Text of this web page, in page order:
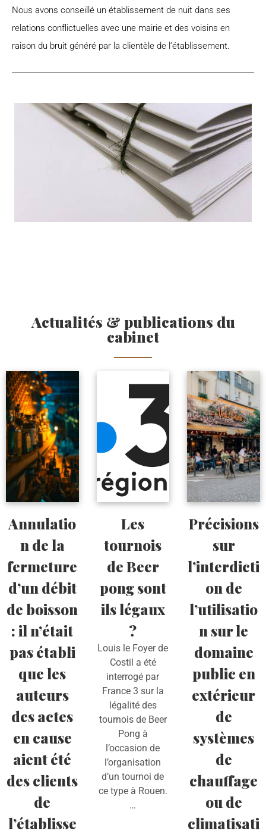
Nous avons conseillé un établissement de nuit dans ses
relations conflictuelles avec une mairie et des voisins en
raison du bruit généré par la clientèle de l’établissement.
Actualités & publications du
cabinet
Annulatio
n de la
fermeture
d’un débit
de boisson
: il n’était
pas établi
que les
auteurs
des actes
en cause
aient été
des clients
de
l’établisse
Les
tournois
de Beer
pong sont
ils légaux
?
Louis le Foyer de
Costil a été
interrogé par
France 3 sur la
légalité des
tournois de Beer
Pong à
l’occasion de
l’organisation
d’un tournoi de
ce type à Rouen.
…
Précisions
sur
l’interdicti
on de
l’utilisatio
n sur le
domaine
public en
extérieur
de
systèmes
de
chauffage
ou de
climatisati